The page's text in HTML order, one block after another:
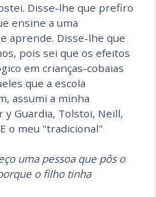
Disse-lhe que prefiro
ensine a uma
aprende. Disse-lhe que
pois sei que os efeitos
em crianças-cobaias
que a escola
assumi a minha
Guardia, Tolstoi, Neill,
o meu "tradicional"
uma pessoa que pôs o
o filho tinha